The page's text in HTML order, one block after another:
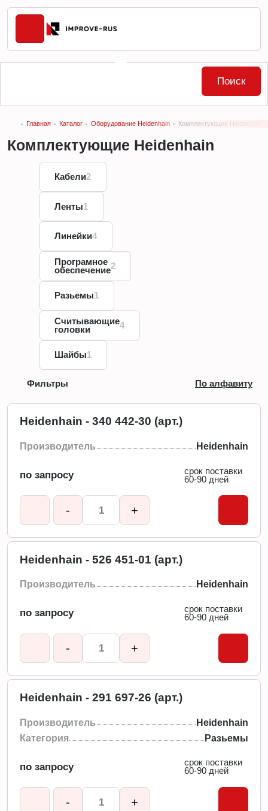
Главная Каталог Оборудование Heidenhain Комплектующие Heidenhain
Комплектующие Heidenhain
Кабели2
Ленты1
Линейки4
Програмное
обеспечение2
Разьемы1
Считывающие
головки
4
Шайбы1
Фильтры По алфавиту
Heidenhain - 340 442-30 (арт.)
Производитель Heidenhain
по запросу
срок поставки
60-90 дней
- +
Heidenhain - 526 451-01 (арт.)
Производитель Heidenhain
по запросу
срок поставки
60-90 дней
- +
Heidenhain - 291 697-26 (арт.)
Производитель
Heidenhain
Категория
Разьемы
по запросу
срок поставки
60-90 дней
- +
Поиск